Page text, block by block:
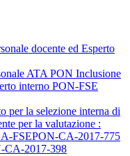
docente ed Esperto
ATA PON Inclusione
interno PON-FSE
per la selezione interna di
per la valutazione :
FSEPON-CA-2017-775
CA-2017-398